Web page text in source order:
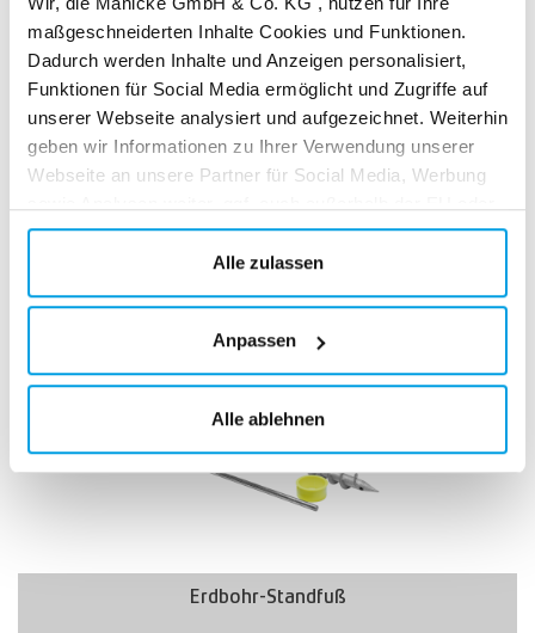
maßgeschneiderten Inhalte Cookies und Funktionen.
Dadurch werden Inhalte und Anzeigen personalisiert,
Funktionen für Social Media ermöglicht und Zugriffe auf
unserer Webseite analysiert und aufgezeichnet. Weiterhin
geben wir Informationen zu Ihrer Verwendung unserer
Webseite an unsere Partner für Social Media, Werbung
des EWR wie den USA. Möglicherweise werden diese
Informationen durch unsere Partner mit weiteren Daten
zusammengeführt, die im Rahmen Ihrer Nutzung
uns genutzten Cookies und Funktionen finden Sie in der
Datenschutzerklärung.
Alle zulassen
Anpassen
Alle ablehnen
* zzgl. Versandkosten
In den Warenkorb
Andere Kunden kauften auch
Erdbohr-Standfuß